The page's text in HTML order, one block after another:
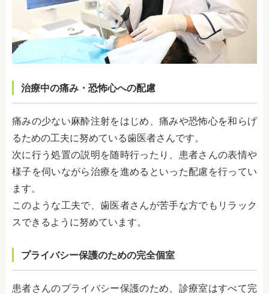
治療中の痛み・恐怖心への配慮
痛みの少ない麻酔注射をはじめ、痛みや恐怖心を和らげ
るための工夫に努めている歯医者さんです。
次に行う処置の説明を随時行ったり、患者さんの表情や
様子を伺いながら治療を進めるといった配慮を行ってい
ます。
このような工夫で、歯医者さんが苦手な方でもリラック
スできるように努めています。
プライバシー保護のための完全個室
患者さんのプライバシー保護のため、診療室はすべて完